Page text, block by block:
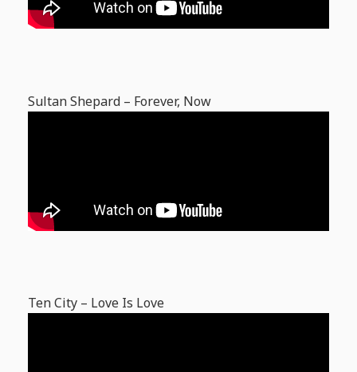
Sultan Shepard – Forever, Now
Ten City – Love Is Love